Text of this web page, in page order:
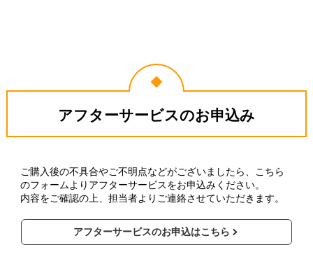
アフターサービスのお申込み
ご購入後の不具合やご不明点などがございましたら、こちら
のフォームよりアフターサービスをお申込みください。
内容をご確認の上、担当者よりご連絡させていただきます。
アフターサービスのお申込はこちら